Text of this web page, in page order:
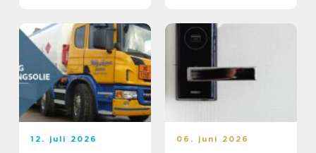
12. juli 2026 06. juni 2026